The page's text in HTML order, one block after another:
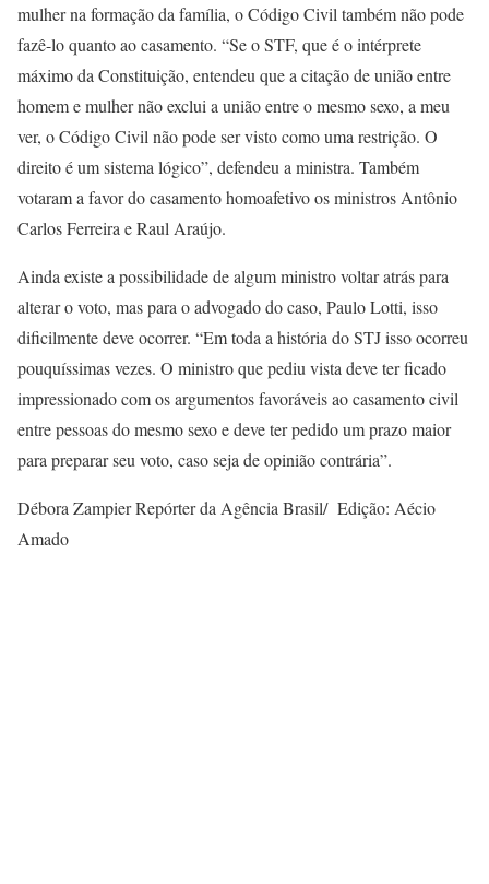
mulher na formação da família, o Código Civil também não pode
fazê-lo quanto ao casamento. “Se o STF, que é o intérprete
máximo da Constituição, entendeu que a citação de união entre
homem e mulher não exclui a união entre o mesmo sexo, a meu
ver, o Código Civil não pode ser visto como uma restrição. O
direito é um sistema lógico”, defendeu a ministra. Também
votaram a favor do casamento homoafetivo os ministros Antônio
Carlos Ferreira e Raul Araújo.
Ainda existe a possibilidade de algum ministro voltar atrás para
alterar o voto, mas para o advogado do caso, Paulo Lotti, isso
dificilmente deve ocorrer. “Em toda a história do STJ isso ocorreu
pouquíssimas vezes. O ministro que pediu vista deve ter ficado
impressionado com os argumentos favoráveis ao casamento civil
entre pessoas do mesmo sexo e deve ter pedido um prazo maior
para preparar seu voto, caso seja de opinião contrária”.
Débora Zampier Repórter da Agência Brasil/ Edição: Aécio
Amado